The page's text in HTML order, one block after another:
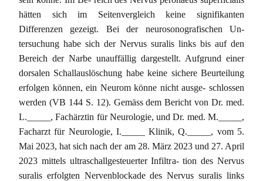
hätten sich im Seitenvergleich keine signifikanten
Differenzen gezeigt. Bei der neurosonografischen Un-
tersuchung habe sich der Nervus suralis links bis auf den
Bereich der Narbe unauffällig dargestellt. Aufgrund einer
dorsalen Schallauslöschung habe keine sichere Beurteilung
erfolgen können, ein Neurom könne nicht ausge- schlossen
werden (VB 144 S. 12). Gemäss dem Bericht von Dr. med.
L._____, Fachärztin für Neurologie, und Dr. med. M._____,
Facharzt für Neurologie, I._____ Klinik, Q._____, vom 5.
Mai 2023, hat sich nach der am 28. März 2023 und 27. April
2023 mittels ultraschallgesteuerter Infiltra- tion des Nervus
suralis erfolgten Nervenblockade des Nervus suralis links